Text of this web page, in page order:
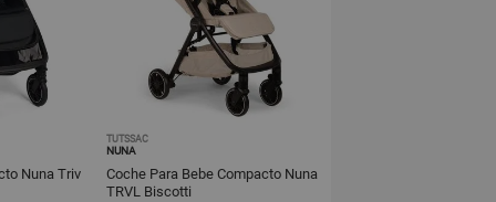
Nuna Triv
TUTSSAC
NUNA
Coche Para Bebe Compacto Nuna
TRVL Biscotti